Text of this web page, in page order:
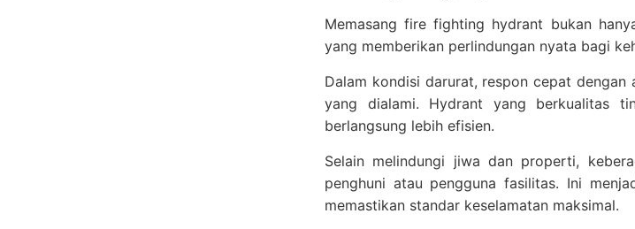
Memasang fire fighting hydrant bukan
yang memberikan perlindungan nyata bagi
Dalam kondisi darurat, respon cepat
yang dialami. Hydrant yang berkualitas
berlangsung lebih efisien.
Selain melindungi jiwa dan properti,
penghuni atau pengguna fasilitas. Ini
memastikan standar keselamatan maksimal.